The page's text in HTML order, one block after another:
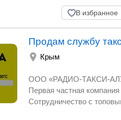
собственную
командой.
— 49% группы
в бизнесе и
права и
В избранное
Продам службу
Крым
ООО «РАДИО-ТАКСИ-АЛУШТА» на рынке
Первая частная компания ТАКСИ в Алуште. Легальная,
Сотрудничество с топовыми отелями и пансионатами